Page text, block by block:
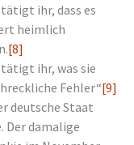
ihr, dass es
heimlich
[8]
ihr, was sie
Fehler“[9]
deutsche Staat
Der damalige